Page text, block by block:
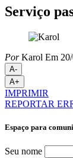
Serviço
PorKarol Em
A-
A+
IMPRIMIR
REPORTAR
Espaço para
Seu nome